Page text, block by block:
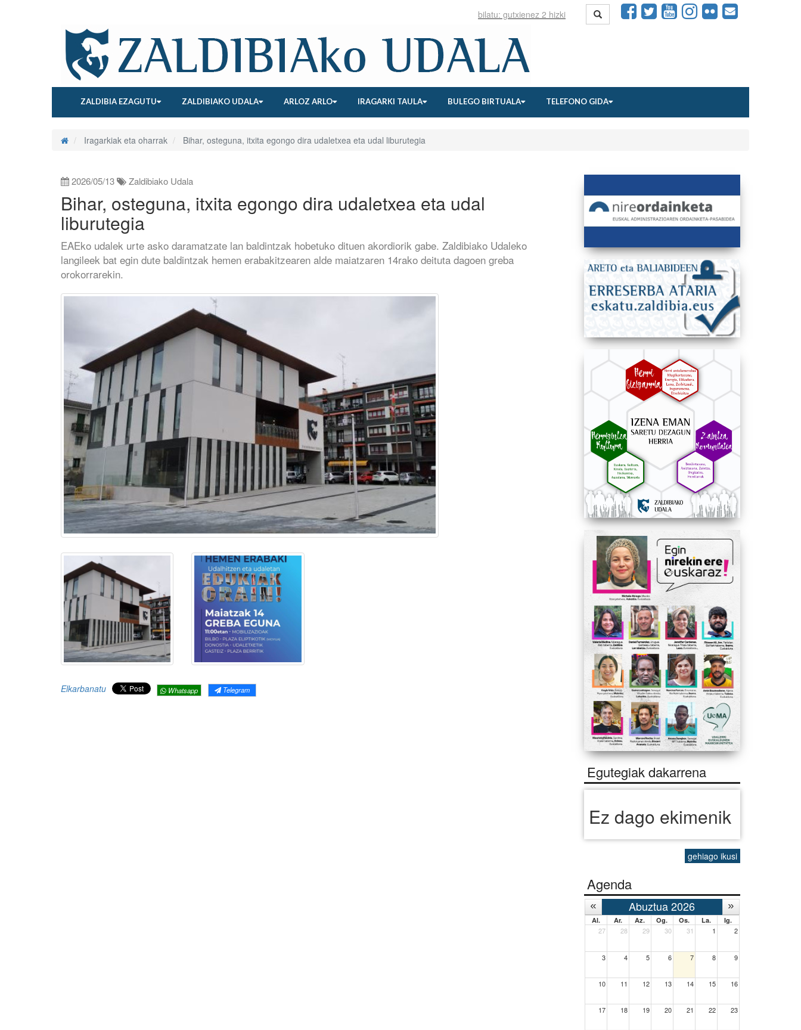
ZALDIBIA EZAGUTU ZALDIBIAKO UDALA ARLOZ ARLO IRAGARKI TAULA BULEGO BIRTUALA TELEFONO GIDA
Iragarkiak eta oharrak Bihar, osteguna, itxita egongo dira udaletxea eta udal liburutegia
2026/05/13 Zaldibiako Udala
Bihar, osteguna, itxita egongo dira udaletxea eta udal
liburutegia
EAEko udalek urte asko daramatzate lan baldintzak hobetuko dituen akordiorik gabe. Zaldibiako Udaleko
langileek bat egin dute baldintzak hemen erabakitzearen alde maiatzaren 14rako deituta dagoen greba
orokorrarekin.
Elkarbanatu Whatsapp Telegram
Egutegiak dakarrena
Ez dago ekimenik
gehiago ikusi
Agenda
Abuztua 2026
Al. Ar. Az. Og. Os. La. Ig.
27 28 29 30 31 1 2
3 4 5 6 7 8 9
10 11 12 13 14 15 16
17 18 19 20 21 22 23